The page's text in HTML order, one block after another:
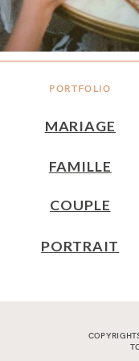
PORTFOLIO
MARIAGE
FAMILLE
COUPLE
PORTRAIT